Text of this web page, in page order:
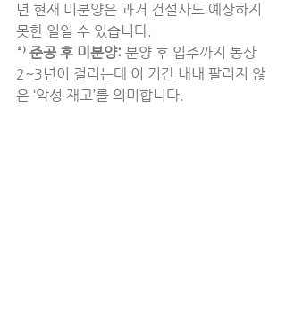
년 현재 미분양은 과거 건설사도 예상하지
못한 일일 수 있습니다.
²⁾ 준공 후 미분양: 분양 후 입주까지 통상
2~3년이 걸리는데 이 기간 내내 팔리지 않
은 ‘악성 재고’를 의미합니다.